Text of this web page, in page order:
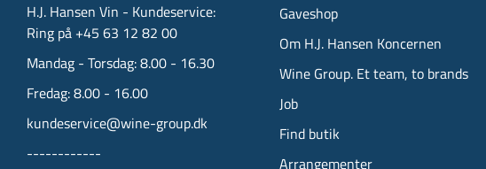
H.J. Hansen Vin - Kundeservice:
Ring på +45 63 12 82 00
Mandag - Torsdag: 8.00 - 16.30
Fredag: 8.00 - 16.00
kundeservice@wine-group.dk
------------
Gaveshop
Om H.J. Hansen Koncernen
Wine Group. Et team, to brands
Job
Find butik
Arrangementer